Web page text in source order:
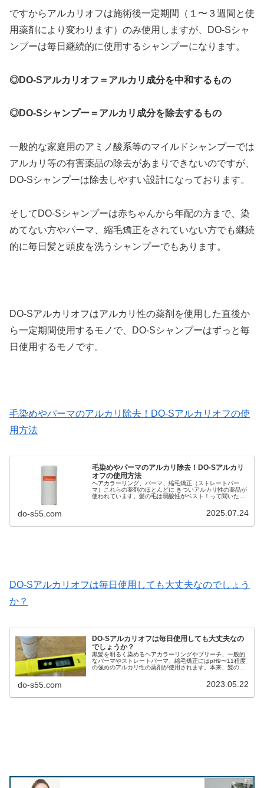
ですからアルカリオフは施術後一定期間（１〜３週間と使
用薬剤により変わります）のみ使用しますが、DO-Sシャ
ンプーは毎日継続的に使用するシャンプーになります。
◎DO-Sアルカリオフ＝アルカリ成分を中和するもの
◎DO-Sシャンプー＝アルカリ成分を除去するもの
一般的な家庭用のアミノ酸系等のマイルドシャンプーでは
アルカリ等の有害薬品の除去があまりできないのですが、
DO-Sシャンプーは除去しやすい設計になっております。
そしてDO-Sシャンプーは赤ちゃんから年配の方まで、染
めてない方やパーマ、縮毛矯正をされていない方でも継続
的に毎日髪と頭皮を洗うシャンプーでもあります。
DO-Sアルカリオフはアルカリ性の薬剤を使用した直後か
ら一定期間使用するモノで、DO-Sシャンプーはずっと毎
日使用するモノです。
毛染めやパーマのアルカリ除去！DO-Sアルカリオフの使
用方法
毛染めやパーマのアルカリ除去！DO-Sアルカリ
オフの使用方法
ヘアカラーリング、パーマ、縮毛矯正（ストレートパー
マ）これらの薬剤のほとんどに きついアルカリ性の薬品が
使われています。髪の毛は弱酸性がベスト！って聞いたこ
do-s55.com 2025.07.24
DO-Sアルカリオフは毎日使用しても大丈夫なのでしょう
か？
DO-Sアルカリオフは毎日使用しても大丈夫なの
でしょうか？
黒髪を明るく染めるヘアカラーリングやブリーチ、一般的
なパーマやストレートパーマ、縮毛矯正にはpH9〜11程度
の強めのアルカリ性の薬剤が使用されます。本来、髪の毛
do-s55.com 2023.05.22